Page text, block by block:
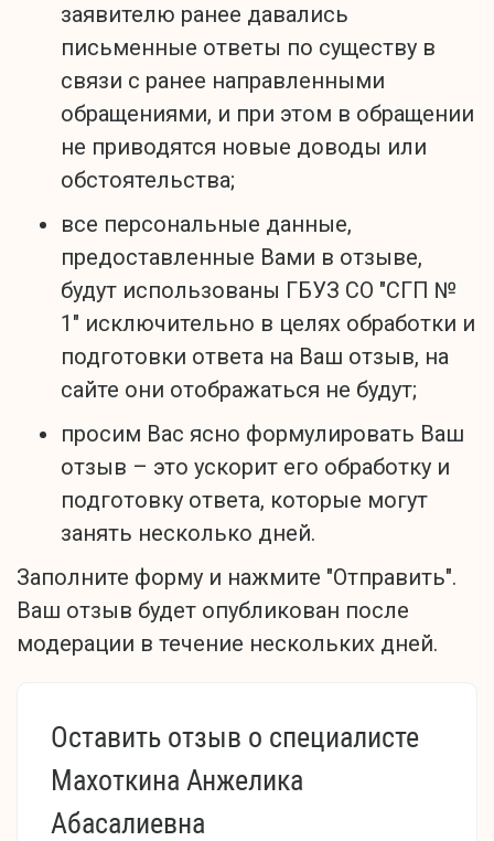
заявителю ранее давались
письменные ответы по существу в
связи с ранее направленными
обращениями, и при этом в обращении
не приводятся новые доводы или
обстоятельства;
все персональные данные,
предоставленные Вами в отзыве,
будут использованы ГБУЗ СО "СГП №
1" исключительно в целях обработки и
подготовки ответа на Ваш отзыв, на
сайте они отображаться не будут;
просим Вас ясно формулировать Ваш
отзыв – это ускорит его обработку и
подготовку ответа, которые могут
занять несколько дней.
Заполните форму и нажмите "Отправить".
Ваш отзыв будет опубликован после
модерации в течение нескольких дней.
Оставить отзыв о специалисте
Махоткина Анжелика
Абасалиевна